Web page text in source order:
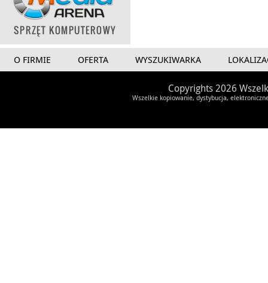
O FIRMIE OFERTA WYSZUKIWARKA
Copyrights 2026
Wszelkie kopiowanie, dystybucja,